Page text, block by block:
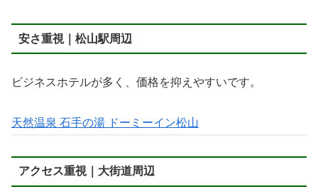
安さ重視｜松山駅周辺
ビジネスホテルが多く、価格を抑えやすいです。
天然温泉 石手の湯 ドーミーイン松山
アクセス重視｜大街道周辺